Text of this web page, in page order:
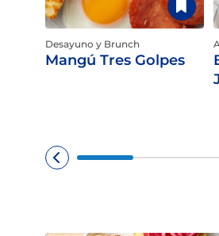
Desayuno y Brunch
Mangú Tres Golpes